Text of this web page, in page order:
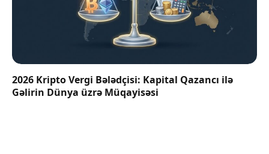
2026 Kripto Vergi Bələdçisi: Kapital Qazancı ilə
Gəlirin Dünya üzrə Müqayisəsi